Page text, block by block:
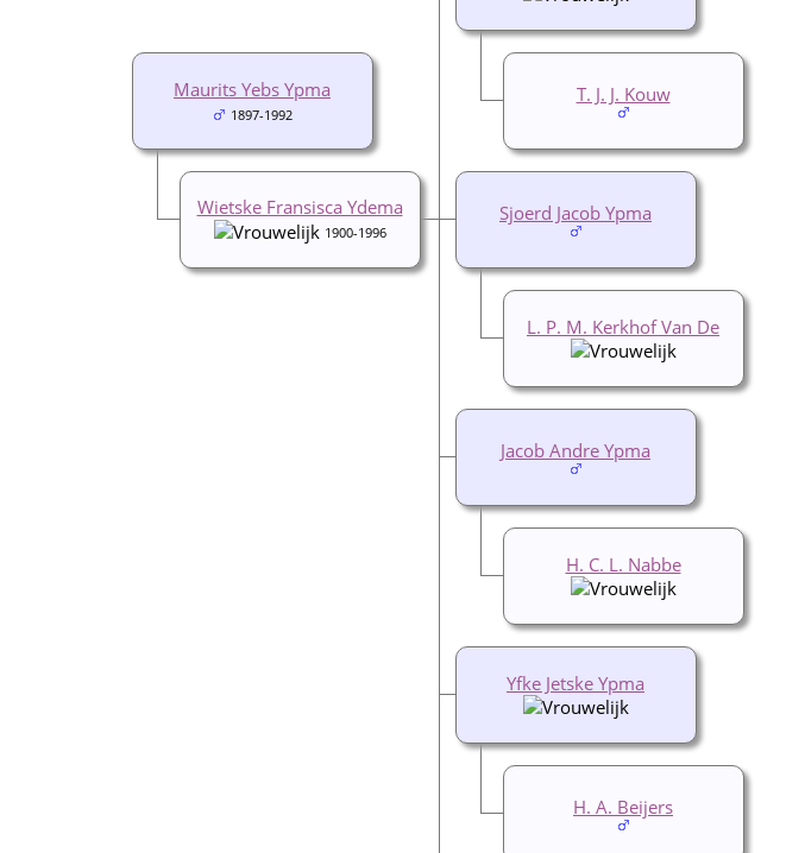
T. J. J. Kouw
Sjoerd Jacob Ypma
L. P. M. Kerkhof Van De
Jacob Andre Ypma
H. C. L. Nabbe
Yfke Jetske Ypma
H. A. Beijers
Maurits Yebs Ypma
1897-1992
Wietske Fransisca Ydema
1900-1996